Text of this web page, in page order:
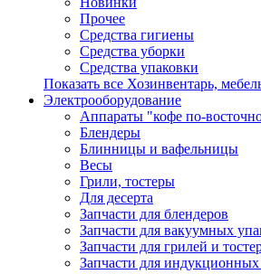
Прочее
Средства гигиены
Средства уборки
Средства упаковки
Показать все Хозинвентарь,
Электрооборудование
Аппараты "кофе по-
Блендеры
Блинницы и вафельницы
Весы
Грили, тостеры
Для десерта
Запчасти для блендеров
Запчасти для вакуумных
Запчасти для грилей и
Запчасти для